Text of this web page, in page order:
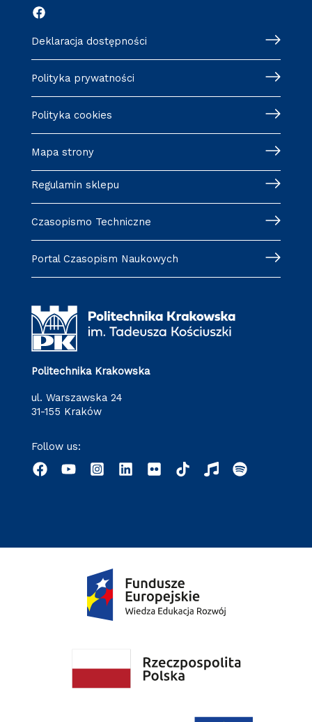
Deklaracja dostępności
Polityka prywatności
Polityka cookies
Mapa strony
Regulamin sklepu
Czasopismo Techniczne
Portal Czasopism Naukowych
Politechnika Krakowska
ul. Warszawska 24
31-155 Kraków
Follow us: